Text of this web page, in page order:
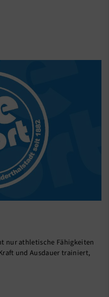
nur athletische Fähigkeiten
und Ausdauer trainiert,